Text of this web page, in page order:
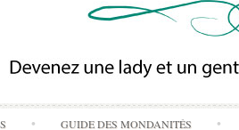
GUIDE DES MONDANITÉS